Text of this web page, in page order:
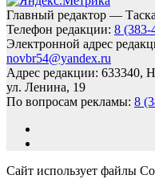
Главный редактор —
Телефон редакции: 8 (383-
Электронной адрес
novbr54@yandex.ru
Адрес редакции: 633340,
ул. Ленина, 19
По вопросам рекламы: 8
Сайт использует файлы